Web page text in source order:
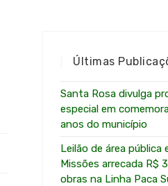
Últimas
Santa Rosa divulga
especial em
anos do município
Leilão de área pública
Missões arrecada R$
obras na Linha Paca